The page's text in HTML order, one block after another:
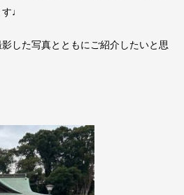
♩
した写真とともにご紹介したいと思